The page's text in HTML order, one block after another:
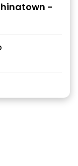
-